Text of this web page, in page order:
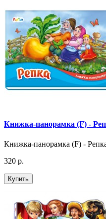
Книжка-панорамка (F) -
Книжка-панорамка (F) -
320 р.
Купить